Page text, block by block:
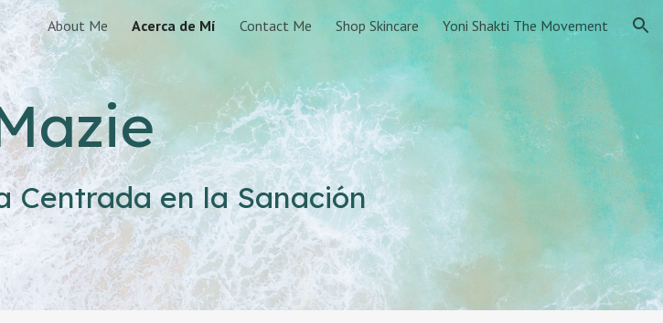
Skip to navigation
About Me Acerca de Mí Contact Me Shop Skincare Yoni Shakti The Movement
Centrada en la Sanación